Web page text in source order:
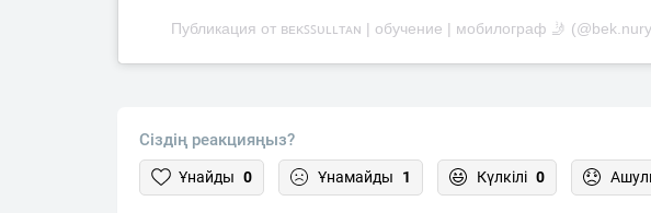
Публикация от ʙᴇᴋꜱꜱᴜʟʟᴛᴀɴ | обучение | мобилограф 🤳
Сіздің реакцияңыз?
Ұнайды 0 Ұнамайды 1 Күлкілі 0